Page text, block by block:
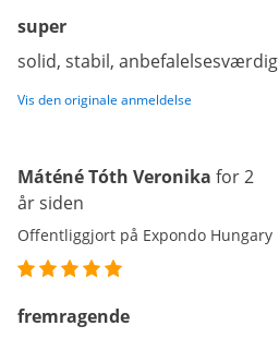
super
solid, stabil, anbefalelsesværdig
Vis den originale anmeldelse
Máténé Tóth Veronika for 2
år siden
Offentliggjort på Expondo Hungary
fremragende